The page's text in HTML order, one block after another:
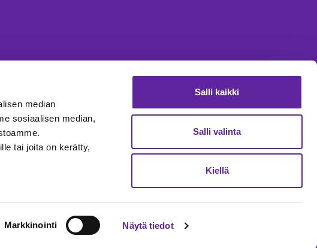
median
sosiaalisen median,
tai joita on kerätty,
Markkinointi Näytä tiedot
Salli kaikki
Salli valinta
Kiellä
info@jatke.fi 010 773 7000